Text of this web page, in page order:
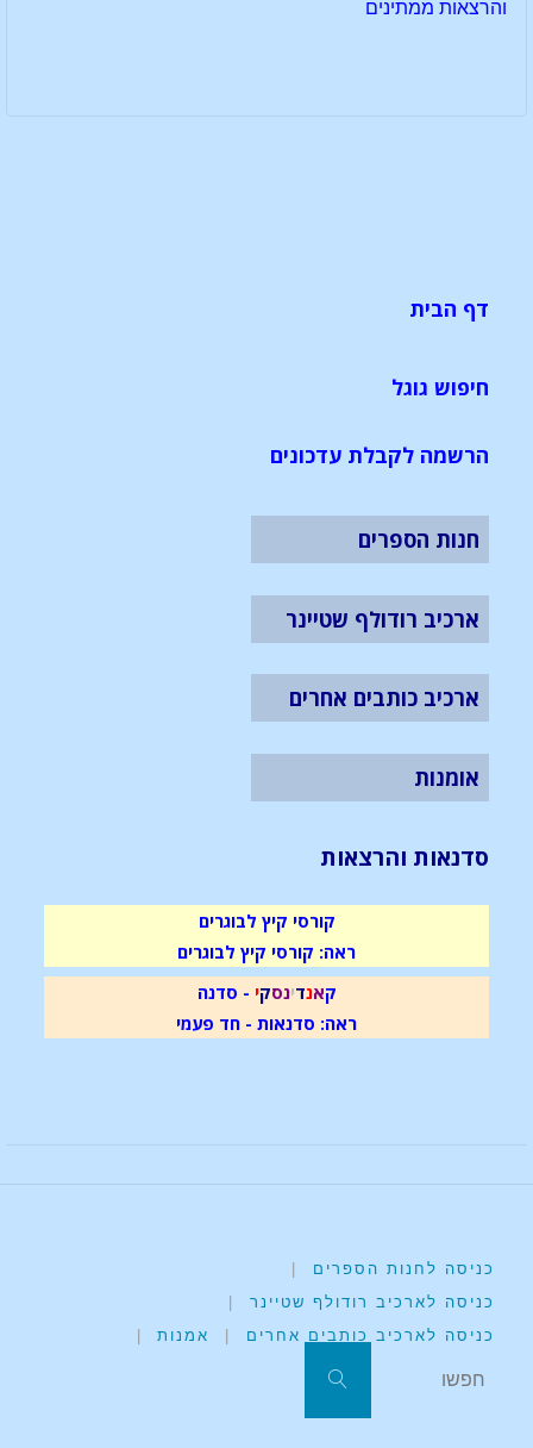
והרצאות ממתינים
דף הבית
חיפוש גוגל
הרשמה לקבלת עדכונים
חנות הספרים
ארכיב רודולף שטיינר
ארכיב כותבים אחרים
אומנות
סדנאות והרצאות
קורסי קיץ לבוגרים
ראה: קורסי קיץ לבוגרים
קאנדינסקי - סדנה
ראה: סדנאות - חד פעמי
כניסה לחנות הספרים
כניסה לארכיב רודולף שטיינר
כניסה לארכיב כותבים אחרים
אמנות
חפשו